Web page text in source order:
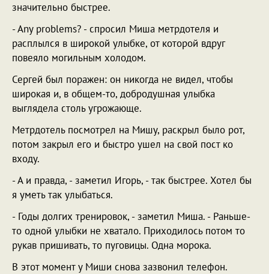
значительно быстрее.
- Any problems? - спросил Миша метрдотеля и
расплылся в широкой улыбке, от которой вдруг
повеяло могильным холодом.
Сергей был поражен: он никогда не видел, чтобы
широкая и, в общем-то, добродушная улыбка
выглядела столь угрожающе.
Метрдотель посмотрел на Мишу, раскрыл было рот,
потом закрыл его и быстро ушел на свой пост ко
входу.
- А и правда, - заметил Игорь, - так быстрее. Хотел бы
я уметь так улыбаться.
- Годы долгих тренировок, - заметил Миша. - Раньше-
то одной улыбки не хватало. Приходилось потом то
рукав пришивать, то пуговицы. Одна морока.
В этот момент у Миши снова зазвонил телефон.